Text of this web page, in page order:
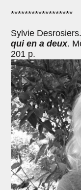
******************
Sylvie Desrosiers.
qui en a deux.
201 p.